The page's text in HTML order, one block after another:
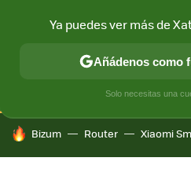
CONECTIVIDAD MÓVIL Y
HOY SE HABLA DE
Bizum Router Xiaomi
Ya puedes ver más de
Añádenos como
Solo necesitas una